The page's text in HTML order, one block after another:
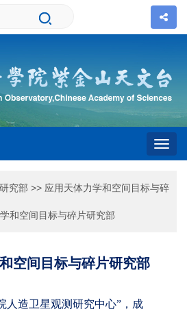
研究部 >> 应用天体力学和空间目标与碎
和空间目标与碎片研究部
空间目标与碎片研究部
造卫星观测研究中心”，成